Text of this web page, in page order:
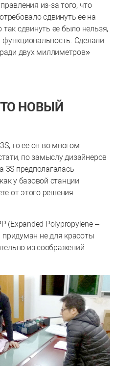
из-за того, что
сдвинуть ее на
сдвинуть ее было нельзя,
Сделали
двух миллиметров»
НОВЫЙ
то ее он во многом
по замыслу дизайнеров
3S предполагалась
у базовой станции
от этого решения
(Expanded Polypropylene –
не для красоты
из соображений